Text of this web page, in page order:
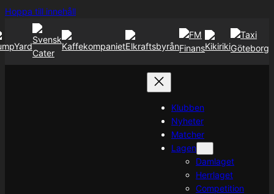
Hoppa till innehållHoppa
Klubben
Nyheter
Matcher
Lagen
Damlaget
Herrlaget
Competition